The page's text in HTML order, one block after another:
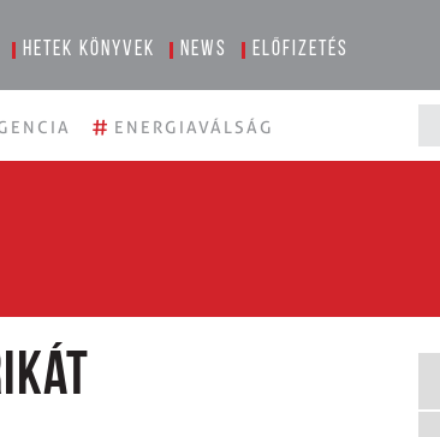
Hetek könyvek News Előfizetés
# ENERGIAVÁLSÁG